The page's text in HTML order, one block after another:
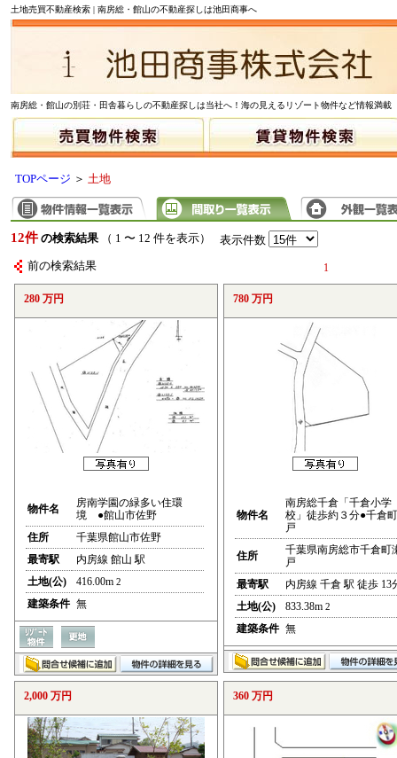
土地売買不動産検索 | 南房総・館山の不動産探しは池田商事へ
南房総・館山の別荘・田舎暮らしの不動産探しは当社へ！海の見えるリゾート物件など情報満載
TOPページ ＞ 土地
12件 の検索結果 （ 1 〜 12 件を表示） 表示件数
前の検索結果 1
280 万円
物件名
房南学園の緑多い住環
境 ●館山市佐野
住所
千葉県館山市佐野
最寄駅
内房線 館山 駅
土地(公)
416.00m 2
建築条件 無
780 万円
物件名
南房総千倉「千倉小学
校」徒歩約３分●千倉
戸
住所
千葉県南房総市千倉町
戸
最寄駅
内房線 千倉 駅 徒歩 13
土地(公)
833.38m 2
建築条件 無
2,000 万円 360 万円